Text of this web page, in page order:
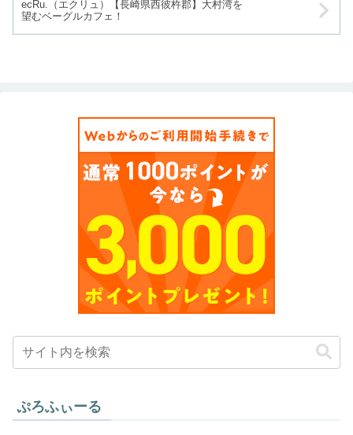
ecRu.（エクリュ）【長崎県西彼杵郡】大村湾を
望むベーグルカフェ！
ぷろふぃーる